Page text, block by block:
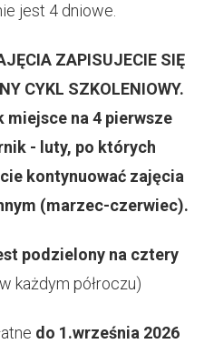
jest 4 dniowe.
ZAPISUJECIE SIĘ
CYKL SZKOLENIOWY.
miejsce na 4 pierwsze
- luty, po których
kontynuować zajęcia
(marzec-czerwiec).
podzielony na cztery
każdym półroczu)
do 1.września 2026